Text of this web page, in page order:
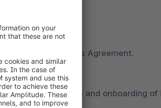
the terms of this Agreement.
integration and onboarding